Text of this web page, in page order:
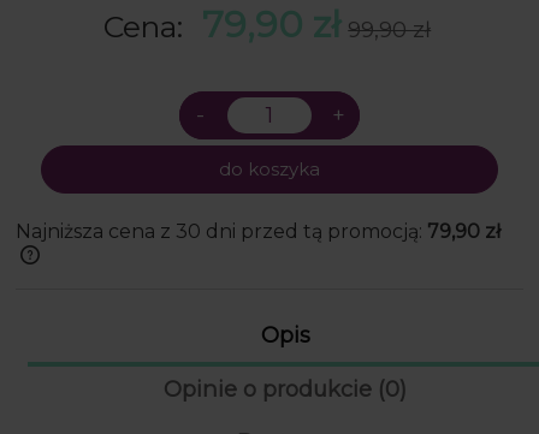
Cena: 79,90 zł 99,90 zł
do koszyka
Najniższa cena z 30 dni przed tą promocją: 79,90 zł
cena od momentu, kiedy produkt
pojawił się w sprzedaży.
Opis
Opinie o produkcie (0)